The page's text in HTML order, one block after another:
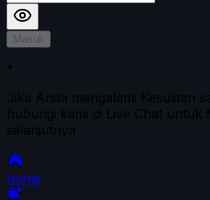
Masuk
*
Jika Anda mengalami Kesulitan
hubungi kami di Live Chat untuk
selanjutnya
home